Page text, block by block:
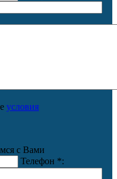
условия
с Вами
Телефон *: